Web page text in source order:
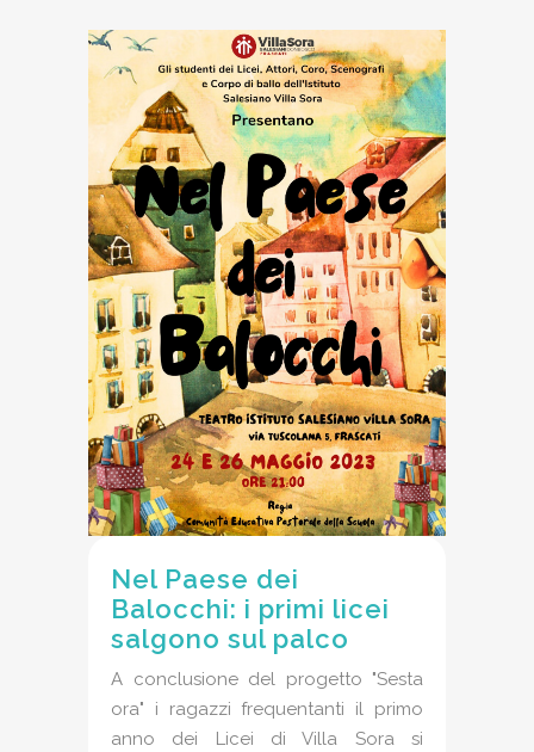
Nel Paese dei
Balocchi: i primi licei
salgono sul palco
A conclusione del progetto "Sesta
ora" i ragazzi frequentanti il primo
anno dei Licei di Villa Sora si